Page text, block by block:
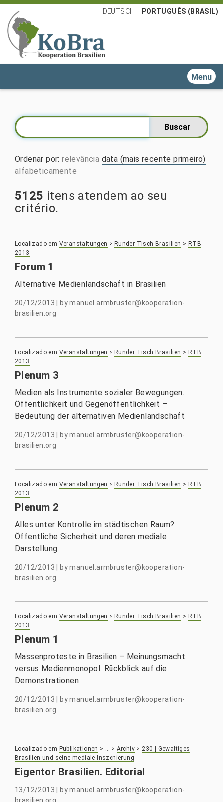
DEUTSCH PORTUGUÊS (BRASIL)
Toggle
Ordenar por:relevância data (mais recente primeiro)
alfabeticamente
5125 itens atendem ao seu
critério.
Localizado em Veranstaltungen > Runder Tisch Brasilien > RTB
2013
Forum 1
Alternative Medienlandschaft in Brasilien
20/12/2013 bymanuel.armbruster@kooperation-
brasilien.org
Localizado em Veranstaltungen > Runder Tisch Brasilien > RTB
2013
Plenum 3
Medien als Instrumente sozialer Bewegungen.
Öffentlichkeit und Gegenöffentlichkeit –
Bedeutung der alternativen Medienlandschaft
20/12/2013 bymanuel.armbruster@kooperation-
brasilien.org
Localizado em Veranstaltungen > Runder Tisch Brasilien > RTB
2013
Plenum 2
Alles unter Kontrolle im städtischen Raum?
Öffentliche Sicherheit und deren mediale
Darstellung
20/12/2013 bymanuel.armbruster@kooperation-
brasilien.org
Localizado em Veranstaltungen > Runder Tisch Brasilien > RTB
2013
Plenum 1
Massenproteste in Brasilien – Meinungsmacht
versus Medienmonopol. Rückblick auf die
Demonstrationen
20/12/2013 bymanuel.armbruster@kooperation-
brasilien.org
Localizado em Publikationen > … > Archiv >230 | Gewaltiges
Brasilien und seine mediale Inszenierung
Eigentor Brasilien. Editorial
13/12/2013 bymanuel.armbruster@kooperation-
brasilien.org